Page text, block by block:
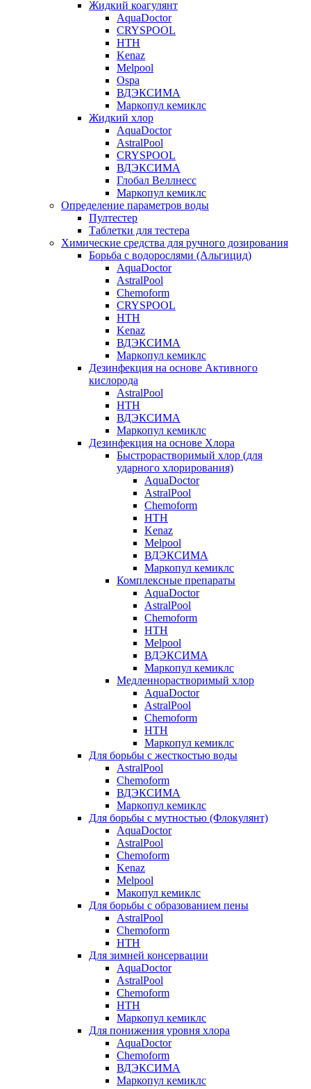
Жидкий коагулянт
AquaDoctor
CRYSPOOL
HTH
Kenaz
Melpool
Ospa
ВДЭКСИМА
Маркопул кемиклс
Жидкий хлор
AquaDoctor
AstralPool
CRYSPOOL
ВДЭКСИМА
Глобал Веллнесс
Маркопул кемиклс
Определение параметров воды
Пултестер
Таблетки для тестера
Химические средства для ручного дозирования
Борьба с водорослями (Альгицид)
AquaDoctor
AstralPool
Chemoform
CRYSPOOL
HTH
Kenaz
ВДЭКСИМА
Маркопул кемиклс
Дезинфекция на основе Активного
кислорода
AstralPool
HTH
ВДЭКСИМА
Маркопул кемиклс
Дезинфекция на основе Хлора
Быстрорастворимый хлор (для
ударного хлорирования)
AquaDoctor
AstralPool
Chemoform
HTH
Kenaz
Melpool
ВДЭКСИМА
Маркопул кемиклс
Комплексные препараты
AquaDoctor
AstralPool
Chemoform
HTH
Melpool
ВДЭКСИМА
Маркопул кемиклс
Медленнорастворимый хлор
AquaDoctor
AstralPool
Chemoform
HTH
Маркопул кемиклс
Для борьбы с жесткостью воды
AstralPool
Chemoform
ВДЭКСИМА
Маркопул кемиклс
Для борьбы с мутностью (Флокулянт)
AquaDoctor
AstralPool
Chemoform
Kenaz
Melpool
Макопул кемиклс
Для борьбы с образованием пены
AstralPool
Chemoform
HTH
Для зимней консервации
AquaDoctor
AstralPool
Chemoform
HTH
Маркопул кемиклс
Для понижения уровня хлора
AquaDoctor
Chemoform
ВДЭКСИМА
Маркопул кемиклс